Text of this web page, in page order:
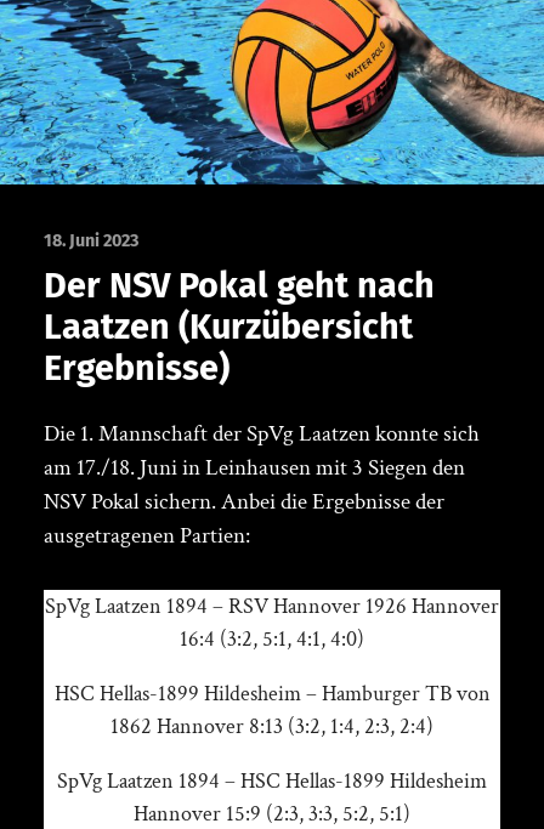
18. Juni 2023
Der NSV Pokal geht nach
Laatzen (Kurzübersicht
Ergebnisse)
Die 1. Mannschaft der SpVg Laatzen konnte sich
am 17./18. Juni in Leinhausen mit 3 Siegen den
NSV Pokal sichern. Anbei die Ergebnisse der
ausgetragenen Partien:
SpVg Laatzen 1894 – RSV Hannover 1926 Hannover
16:4 (3:2, 5:1, 4:1, 4:0)
HSC Hellas-1899 Hildesheim – Hamburger TB von
1862 Hannover 8:13 (3:2, 1:4, 2:3, 2:4)
SpVg Laatzen 1894 – HSC Hellas-1899 Hildesheim
Hannover 15:9 (2:3, 3:3, 5:2, 5:1)